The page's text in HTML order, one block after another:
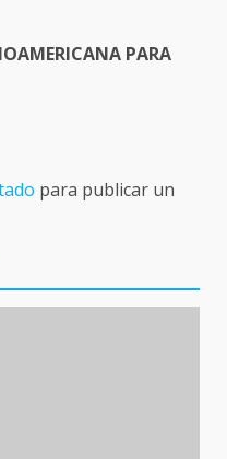
PARA
para publicar un